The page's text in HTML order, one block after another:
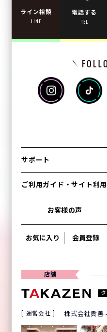
ライン相談
LINE
電話する
TEL
サポート
ご利用ガイド・サイト利
お客様の声
お気に入り 会員登録
店舗
運営会社 株式会社貴善